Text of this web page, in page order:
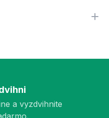
a vyzdvihnite